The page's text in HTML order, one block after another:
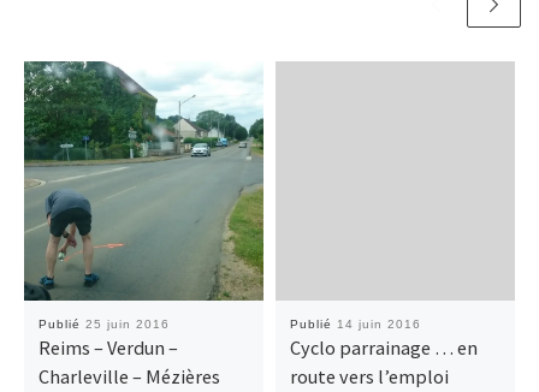
Publié 25 juin 2016
Reims – Verdun –
Charleville – Mézières
Publié 14 juin 2016
Cyclo parrainage … en
route vers l’emploi